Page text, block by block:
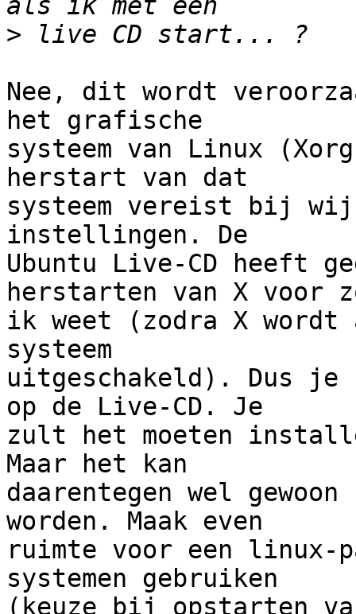
>
Nee, dit wordt
het grafische
systeem van Linux
herstart van dat
systeem vereist bij
instellingen. De
Ubuntu Live-CD heeft
herstarten van X voor
ik weet (zodra X
systeem
uitgeschakeld). Dus
op de Live-CD. Je
zult het moeten
Maar het kan
daarentegen wel
worden. Maak even
ruimte voor een
systemen gebruiken
(keuze bij opstarten